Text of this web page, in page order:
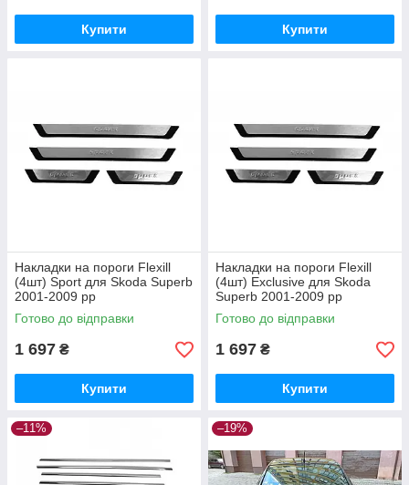
Купити Купити
Накладки на пороги Flexill
(4шт) Sport для Skoda Superb
2001-2009 рр
Готово до відправки
1 697 ₴
Купити
Накладки на пороги Flexill
(4шт) Exclusive для Skoda
Superb 2001-2009 рр
Готово до відправки
1 697 ₴
Купити
–11% –19%